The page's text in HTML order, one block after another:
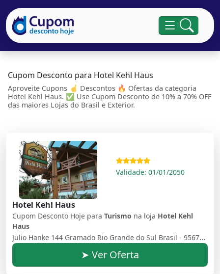
Cupom Desconto para Hotel Kehl Haus
Aproveite Cupons ☝ Descontos 🔥 Ofertas da categoria
Hotel Kehl Haus. ✅ Use Cupom Desconto de 10% a 70% OFF
das maiores Lojas do Brasil e Exterior.
Validade: 01/01/2050
Hotel Kehl Haus
Cupom Desconto Hoje para Turismo na loja Hotel Kehl
Haus
Julio Hanke 144 Gramado Rio Grande do Sul Brasil - 95670000
➤ Ver Oferta